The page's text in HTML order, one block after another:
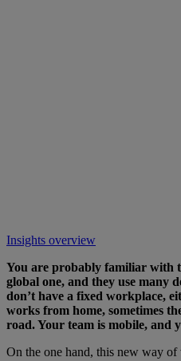
Insights overview
You are probably familiar with
global one, and they use many
don’t have a fixed workplace,
works from home, sometimes
road. Your team is mobile, and
On the one hand, this new way